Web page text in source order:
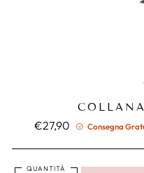
€27,90 Prezzo
Consegna
QUANTITÀ